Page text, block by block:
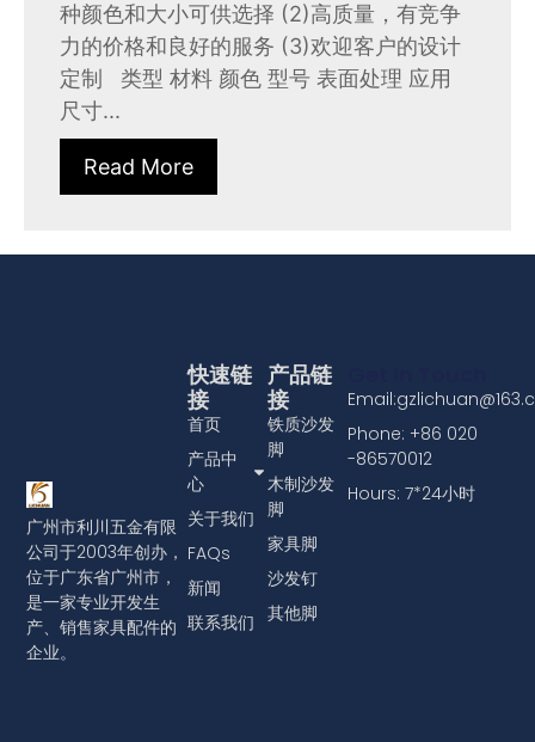
种颜色和大小可供选择 (2)高质量，有竞争
力的价格和良好的服务 (3)欢迎客户的设计
定制 类型 材料 颜色 型号 表面处理 应用
尺寸...
Read More
广州市利川五金有限
公司于2003年创办，
位于广东省广州市，
是一家专业开发生
产、销售家具配件的
企业。
产品链
接
铁质沙发
脚
木制沙发
脚
家具脚
沙发钉
其他脚
快速链
接
首页
产品中
心
关于我们
FAQs
新闻
联系我们
Phone: +86 020
-86570012
Hours: 7*24小时